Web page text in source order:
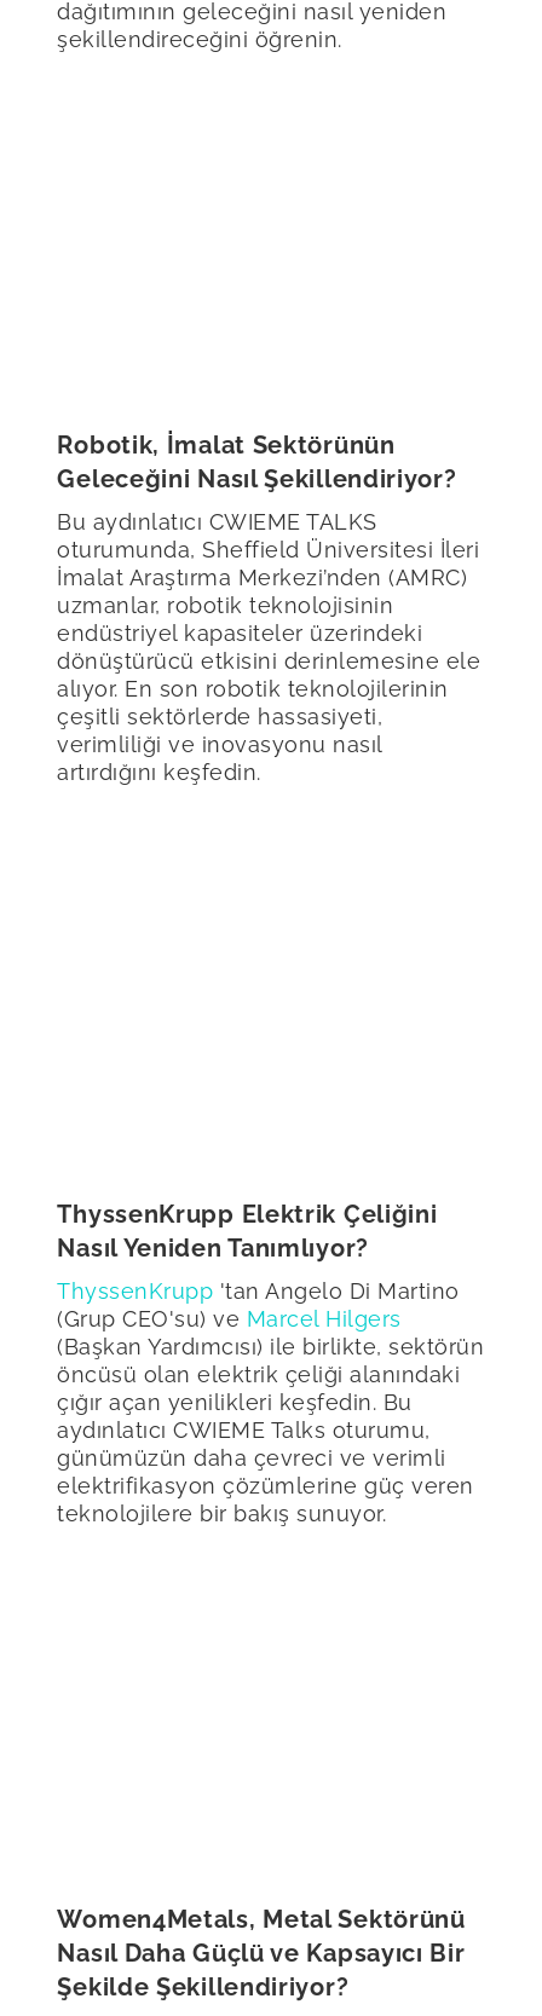
dağıtımının geleceğini nasıl yeniden
şekillendireceğini öğrenin.
Robotik, İmalat Sektörünün
Geleceğini Nasıl Şekillendiriyor?
Bu aydınlatıcı CWIEME TALKS
oturumunda, Sheffield Üniversitesi İleri
İmalat Araştırma Merkezi’nden (AMRC)
uzmanlar, robotik teknolojisinin
endüstriyel kapasiteler üzerindeki
dönüştürücü etkisini derinlemesine ele
alıyor. En son robotik teknolojilerinin
çeşitli sektörlerde hassasiyeti,
verimliliği ve inovasyonu nasıl
artırdığını keşfedin.
ThyssenKrupp Elektrik Çeliğini
Nasıl Yeniden Tanımlıyor?
ThyssenKrupp 'tan Angelo Di Martino
(Grup CEO'su) ve Marcel Hilgers
(Başkan Yardımcısı) ile birlikte, sektörün
öncüsü olan elektrik çeliği alanındaki
çığır açan yenilikleri keşfedin. Bu
aydınlatıcı CWIEME Talks oturumu,
günümüzün daha çevreci ve verimli
elektrifikasyon çözümlerine güç veren
teknolojilere bir bakış sunuyor.
Women4Metals, Metal Sektörünü
Nasıl Daha Güçlü ve Kapsayıcı Bir
Şekilde Şekillendiriyor?